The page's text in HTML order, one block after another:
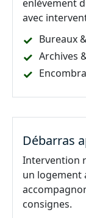
enlèvement
avec
Bureaux
Archives
Débarras
Intervention
un logement
consignes.